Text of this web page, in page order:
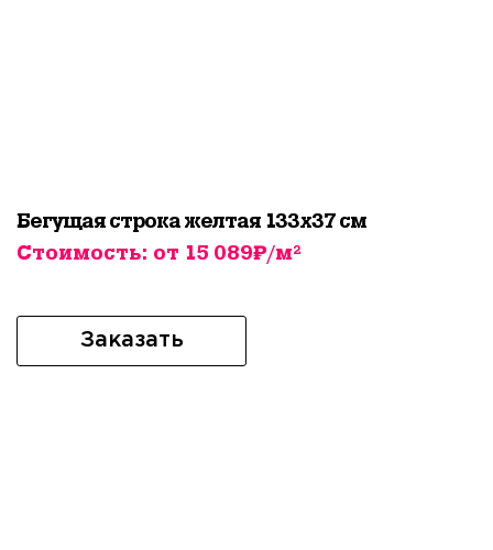
Бегущая строка желтая 133х37 см
Стоимость: от 15 089₽/м²
Заказать